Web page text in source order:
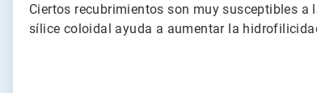
Ciertos recubrimientos son muy susceptibles a
sílice coloidal ayuda a aumentar la